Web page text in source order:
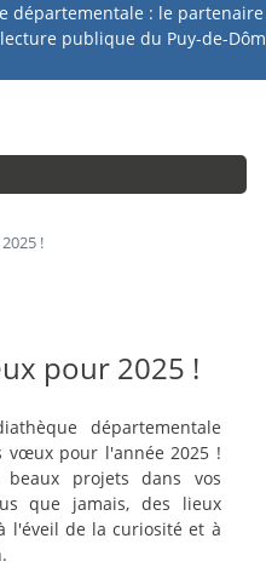
au
: le partenaire
publique du Puy-de-
!
pour 2025 !
départementale
vœux pour l'année 2025 !
projets dans vos
que jamais, des lieux
l'éveil de la curiosité et à